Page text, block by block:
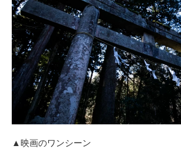
▲映画のワンシーン